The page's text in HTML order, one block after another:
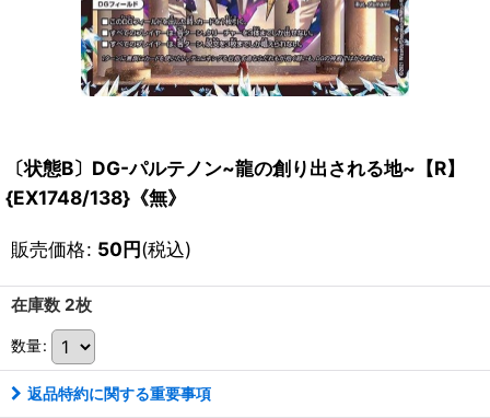
〔状態B〕DG-パルテノン~龍の創り出される地~【R】
{EX1748/138}《無》
販売価格: 50円(税込)
在庫数 2枚
数量:
返品特約に関する重要事項